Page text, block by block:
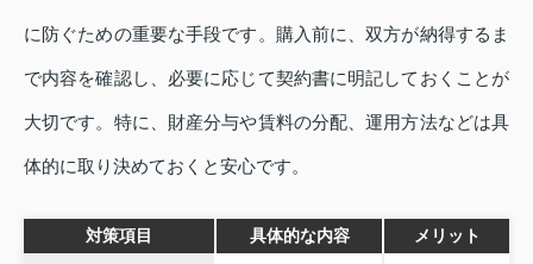
に防ぐための重要な手段です。購入前に、双方が納得するま
で内容を確認し、必要に応じて契約書に明記しておくことが
大切です。特に、財産分与や賃料の分配、運用方法などは具
体的に取り決めておくと安心です。
対策項目 具体的な内容 メリット